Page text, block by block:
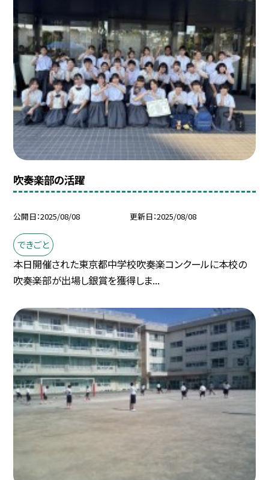
吹奏楽部の活躍
公開日 2025/08/08 更新日 2025/08/08
できごと
本日開催された東京都中学校吹奏楽コンクールに本校の
吹奏楽部が出場し銀賞を獲得しま...